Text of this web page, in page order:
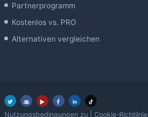
Partnerprogramm
Kostenlos vs. PRO
Alternativen vergleichen
Nutzungsbedingungen zu Cookie-Richtlinie